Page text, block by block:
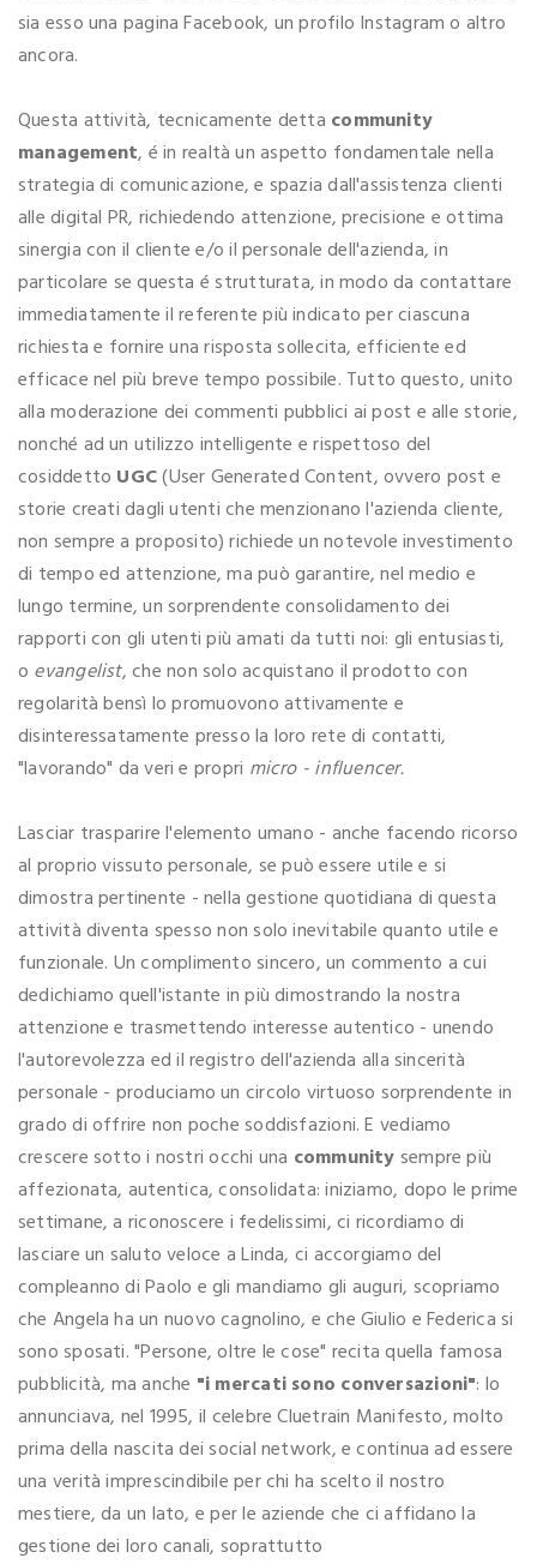
sia esso una pagina Facebook, un profilo Instagram o altro
ancora.
Questa attività, tecnicamente detta community
management, é in realtà un aspetto fondamentale nella
strategia di comunicazione, e spazia dall'assistenza clienti
alle digital PR, richiedendo attenzione, precisione e ottima
sinergia con il cliente e/o il personale dell'azienda, in
particolare se questa é strutturata, in modo da contattare
immediatamente il referente più indicato per ciascuna
richiesta e fornire una risposta sollecita, efficiente ed
efficace nel più breve tempo possibile. Tutto questo, unito
alla moderazione dei commenti pubblici ai post e alle storie,
nonché ad un utilizzo intelligente e rispettoso del
cosiddetto UGC(User Generated Content, ovvero post e
storie creati dagli utenti che menzionano l'azienda cliente,
non sempre a proposito) richiede un notevole investimento
di tempo ed attenzione, ma può garantire, nel medio e
lungo termine, un sorprendente consolidamento dei
rapporti con gli utenti più amati da tutti noi: gli entusiasti,
o evangelist, che non solo acquistano il prodotto con
regolarità bensì lo promuovono attivamente e
disinteressatamente presso la loro rete di contatti,
"lavorando" da veri e propri micro - influencer.
Lasciar trasparire l'elemento umano - anche facendo ricorso
al proprio vissuto personale, se può essere utile e si
dimostra pertinente - nella gestione quotidiana di questa
attività diventa spesso non solo inevitabile quanto utile e
funzionale. Un complimento sincero, un commento a cui
dedichiamo quell'istante in più dimostrando la nostra
attenzione e trasmettendo interesse autentico - unendo
l'autorevolezza ed il registro dell'azienda alla sincerità
personale - produciamo un circolo virtuoso sorprendente in
grado di offrire non poche soddisfazioni. E vediamo
crescere sotto i nostri occhi una communitysempre più
affezionata, autentica, consolidata: iniziamo, dopo le prime
settimane, a riconoscere i fedelissimi, ci ricordiamo di
lasciare un saluto veloce a Linda, ci accorgiamo del
compleanno di Paolo e gli mandiamo gli auguri, scopriamo
che Angela ha un nuovo cagnolino, e che Giulio e Federica si
sono sposati. "Persone, oltre le cose" recita quella famosa
pubblicità, ma anche "i mercati sono conversazioni": lo
annunciava, nel 1995, il celebre Cluetrain Manifesto, molto
prima della nascita dei social network, e continua ad essere
una verità imprescindibile per chi ha scelto il nostro
mestiere, da un lato, e per le aziende che ci affidano la
gestione dei loro canali, soprattutto